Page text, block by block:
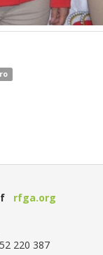
rfga.org
220 387